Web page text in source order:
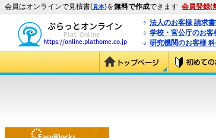
会員はオンラインで見積書(見本)を無料で作成できます 会員登録(
法人のお客様 請求
学校・官公庁のお
研究機関のお客様